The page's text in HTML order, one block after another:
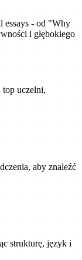
essays - od "Why
i głębokiego
uczelni,
aby znaleźć
strukturę, język i